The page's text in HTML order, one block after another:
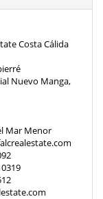
Trockner
Costa Cálida
Nuevo Manga,
Mar Menor